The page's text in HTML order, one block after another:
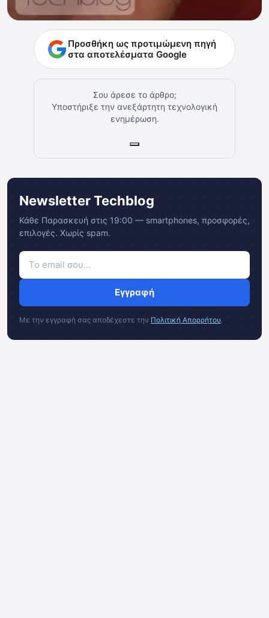
Προσθήκη ως προτιμώμενη πηγή
στα αποτελέσματα Google
Σου άρεσε το άρθρο;
Υποστήριξε την ανεξάρτητη τεχνολογική
ενημέρωση.
Newsletter Techblog
Κάθε Παρασκευή στις 19:00 — smartphones, προσφορές,
επιλογές. Χωρίς spam.
Εγγραφή
Με την εγγραφή σας αποδέχεστε την Πολιτική Απορρήτου.